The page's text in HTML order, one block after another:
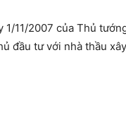
11/2007 của Thủ
đầu tư với nhà thầu